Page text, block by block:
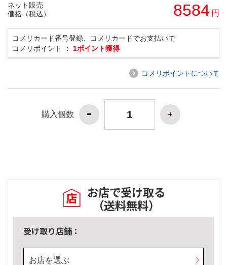
ネット販売
価格（税込）
8584 円
コメリカード番号登録、コメリカードでお支払いで
コメリポイント ： 1ポイント獲得
コメリポイントについて
購入個数
お店で受け取る
（送料無料）
受け取り店舗：
お店を選ぶ